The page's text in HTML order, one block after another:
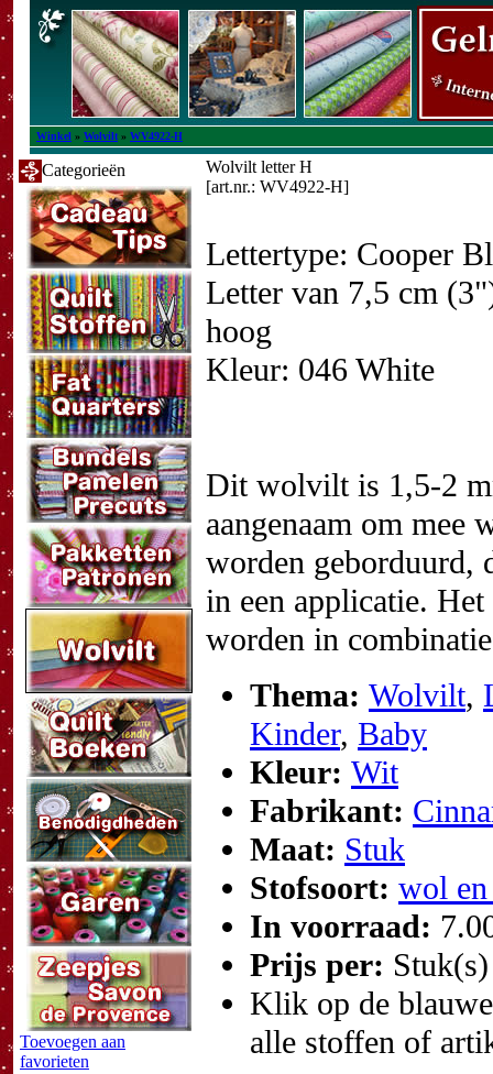
Winkel » Wolvilt » WV4922-H
Categorieën
Toevoegen aan
favorieten
Wolvilt letter H
[art.nr.: WV4922-H]
Lettertype: Cooper
Letter van 7,5 cm
hoog
Kleur: 046 White
Dit wolvilt is 1,5-2
aangenaam om mee
worden geborduurd,
in een applicatie.
worden in
Thema: Wolvilt,
Kinder, Baby
Kleur: Wit
Fabrikant:
Maat: Stuk
Stofsoort: wol
In voorraad:
Prijs per: Stuk(s)
Klik op de
alle stoffen of